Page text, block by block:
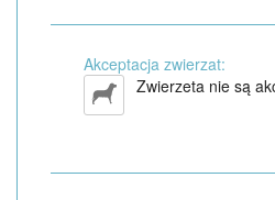
Akceptacja zwierzat:
Zwierzeta nie są